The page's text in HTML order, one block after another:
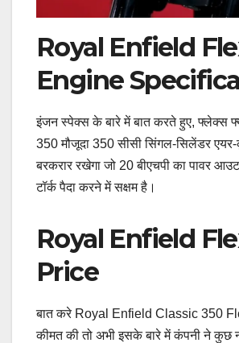
Royal Enfield
Engine
इंजन स्पेक्स के बारे में बात करते हुए, फ्लेक्स
350 मौजूदा 350 सीसी सिंगल-सिलेंडर
बरकरार रखेगा जो 20 बीएचपी का पावर
टॉर्क पैदा करने में सक्षम है।
Royal Enfield
Price
बात करे Royal Enfield Classic 350
कीमत की तो अभी इसके बारे में कंपनी ने कुछ